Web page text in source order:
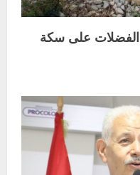
الفضلات على سكة